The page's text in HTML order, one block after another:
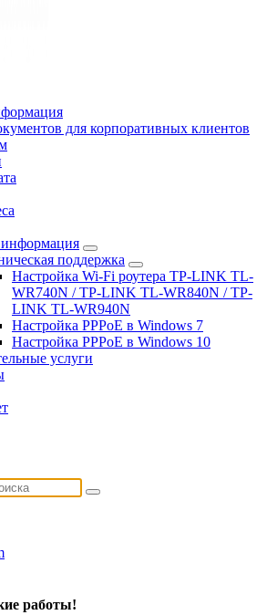
для корпоративных клиентов
поддержка
Настройка Wi-Fi роутера TP-LINK TL-
WR740N / TP-LINK TL-WR840N / TP-
LINK TL-WR940N
Настройка PPPoE в Windows 7
Настройка PPPoE в Windows 10
услуги
работы!